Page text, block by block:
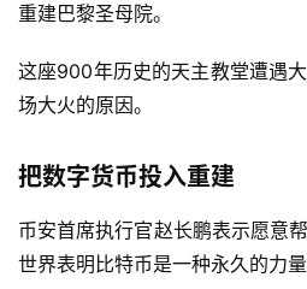
重建巴黎圣母院。
这座900年历史的天主教堂遭遇
场大火的原因。
把数字货币投入重建
币安首席执行官赵长鹏表示愿意
世界表明比特币是一种永久的力